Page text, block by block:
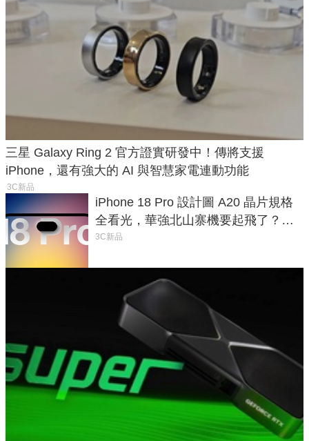
三星 Galaxy Ring 2 官方證實研發中！傳將支援
iPhone，還有強大的 AI 與智慧家電連動功能
3C新品
iPhone 18 Pro 設計圖 A20 晶片規格
全看光，華強北山寨機要起飛了？專
家曝山寨機無法復刻兩大關鍵
3C新品